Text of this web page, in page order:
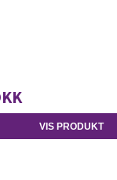
VIS PRODUKT